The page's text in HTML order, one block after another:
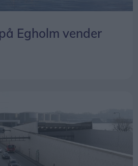
Egholm vender